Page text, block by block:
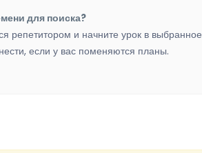
для поиска?
репетитором и начните урок в выбранное
если у вас поменяются планы.